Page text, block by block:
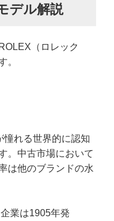
デル解説
（ロレック
。
憧れる世界的に認知
。中古市場において
は他のブランドの水
業は1905年発